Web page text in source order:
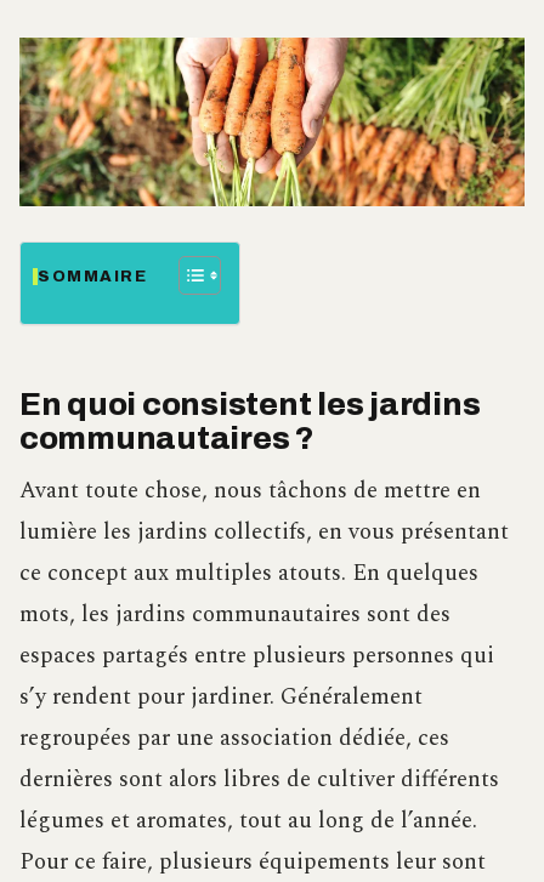
SOMMAIRE
En quoi consistent les jardins
communautaires ?
Avant toute chose, nous tâchons de mettre en
lumière les jardins collectifs, en vous présentant
ce concept aux multiples atouts. En quelques
mots, les jardins communautaires sont des
espaces partagés entre plusieurs personnes qui
s’y rendent pour jardiner. Généralement
regroupées par une association dédiée, ces
dernières sont alors libres de cultiver différents
légumes et aromates, tout au long de l’année.
Pour ce faire, plusieurs équipements leur sont